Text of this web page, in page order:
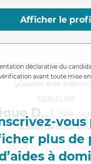
Afficher le profil
déclarative du
avant toute mise
vous
plus de
à
SÉRIEUSE
D., L'Isle-
à 5km de chez
, appliquée et joyeuse,
et possède un diplôme